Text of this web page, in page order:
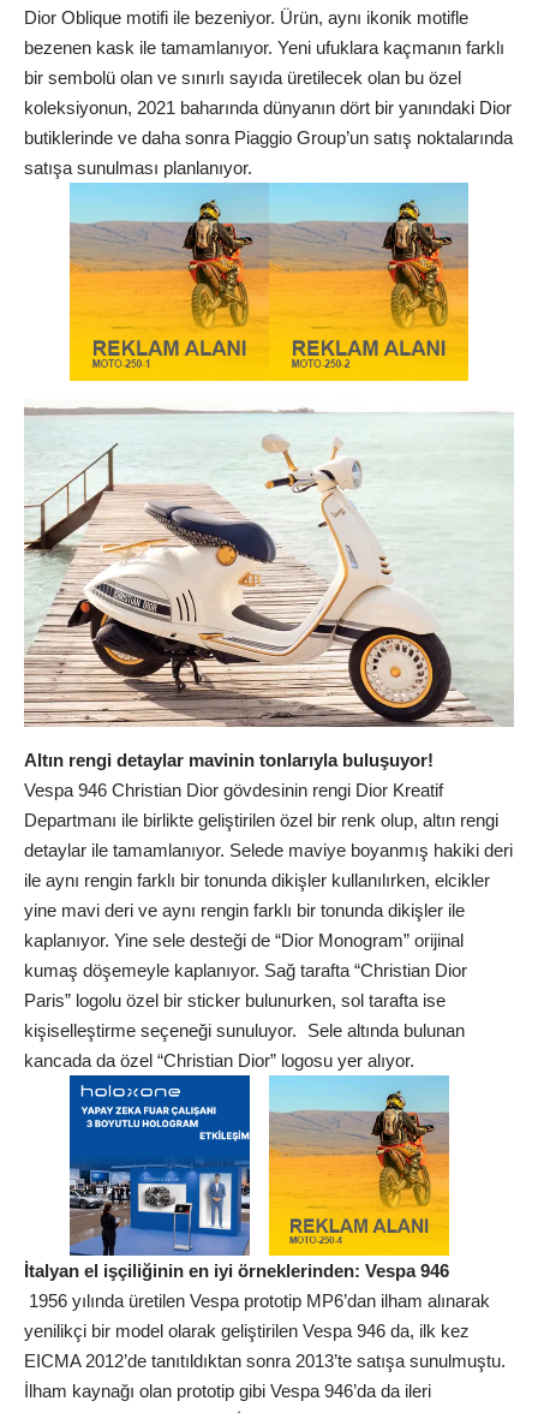
Dior Oblique motifi ile bezeniyor. Ürün, aynı ikonik motifle
bezenen kask ile tamamlanıyor. Yeni ufuklara kaçmanın farklı
bir sembolü olan ve sınırlı sayıda üretilecek olan bu özel
koleksiyonun, 2021 baharında dünyanın dört bir yanındaki Dior
butiklerinde ve daha sonra Piaggio Group’un satış noktalarında
satışa sunulması planlanıyor.
Altın rengi detaylar mavinin tonlarıyla buluşuyor!
Vespa 946 Christian Dior gövdesinin rengi Dior Kreatif
Departmanı ile birlikte geliştirilen özel bir renk olup, altın rengi
detaylar ile tamamlanıyor. Selede maviye boyanmış hakiki deri
ile aynı rengin farklı bir tonunda dikişler kullanılırken, elcikler
yine mavi deri ve aynı rengin farklı bir tonunda dikişler ile
kaplanıyor. Yine sele desteği de “Dior Monogram” orijinal
kumaş döşemeyle kaplanıyor. Sağ tarafta “Christian Dior
Paris” logolu özel bir sticker bulunurken, sol tarafta ise
kişiselleştirme seçeneği sunuluyor. Sele altında bulunan
kancada da özel “Christian Dior” logosu yer alıyor.
İtalyan el işçiliğinin en iyi örneklerinden: Vespa 946
1956 yılında üretilen Vespa prototip MP6’dan ilham alınarak
yenilikçi bir model olarak geliştirilen Vespa 946 da, ilk kez
EICMA 2012’de tanıtıldıktan sonra 2013’te satışa sunulmuştu.
İlham kaynağı olan prototip gibi Vespa 946’da da ileri